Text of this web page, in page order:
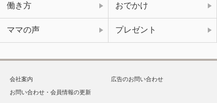
働き方 おでかけ
ママの声 プレゼント
会社案内
広告のお問い合わせ
お問い合わせ・会員情報の更新